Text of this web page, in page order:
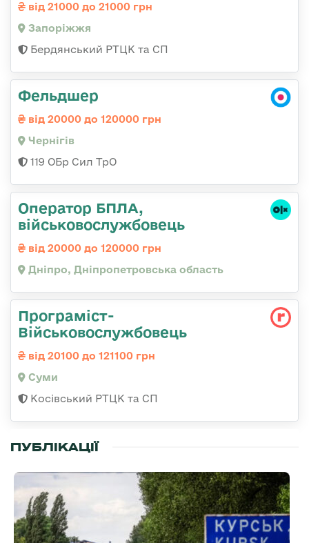
від 21000 до 21000 грн
Запоріжжя
Бердянський РТЦК та СП
Фельдшер
від 20000 до 120000 грн
Чернігів
119 ОБр Сил ТрО
Оператор БПЛА,
військовослужбовець
від 20000 до 120000 грн
Дніпро, Дніпропетровська область
Програміст-
Військовослужбовець
від 20100 до 121100 грн
Суми
Косівський РТЦК та СП
ПУБЛІКАЦІЇ